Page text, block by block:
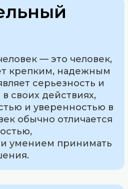
— это человек,
крепким, надежным
серьезность и
своих действиях,
и уверенностью в
обычно отличается
умением принимать